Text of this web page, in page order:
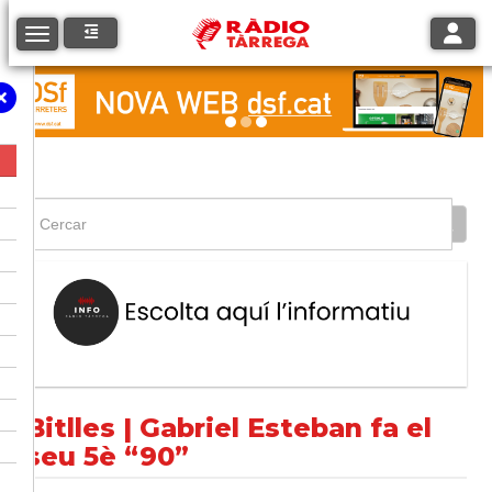
Toggle navigation
Bitlles | Gabriel Esteban fa el
seu 5è “90”